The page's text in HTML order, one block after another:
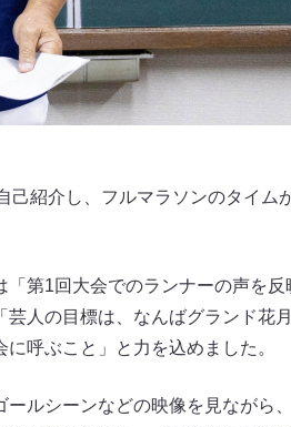
己紹介し、フルマラソンのタイム
第1回大会でのランナーの声を反
人の目標は、なんばグランド花
呼ぶこと」と力を込めました。
ルシーンなどの映像を見ながら